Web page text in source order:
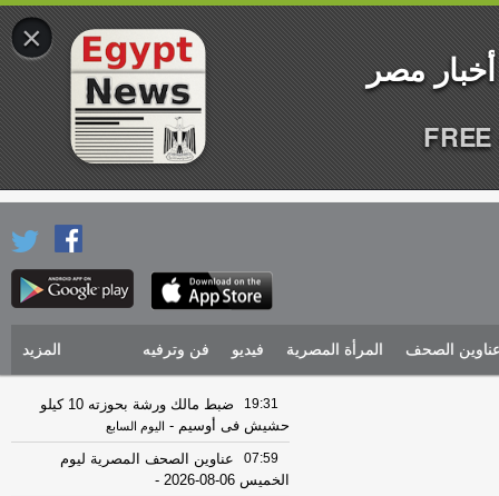
الصحف المرأة المصرية فيديو فن وترفيه المزيد
19:31
ضبط مالك ورشة بحوزته 10 كيلو
حشيش فى أوسيم - اليوم السابع
07:59
عناوين الصحف المصرية ليوم
الخميس 06-08-2026
-
×